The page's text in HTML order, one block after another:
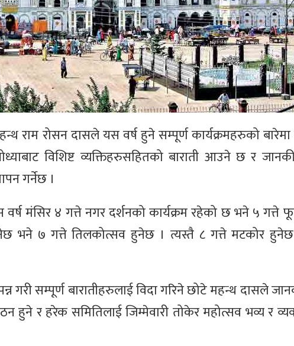
राम रोसन दासले यस वर्ष हुने सम्पूर्ण कार्यक्रमहरुको बारेमा
विशिष्ट व्यक्तिहरुसहितको बाराती आउने छ र
गर्नेछ ।
वर्ष मंसिर ४ गत्ते नगर दर्शनको कार्यक्रम रहेको छ भने ५ गत्ते
भने ७ गत्ते तिलकोत्सव हुनेछ । त्यस्तै ८ गत्ते मटकोर
गरी सम्पूर्ण बारातीहरुलाई विदा गरिने छोटे महन्थ दासले
हुने र हरेक समितिलाई जिम्मेवारी तोकेर महोत्सव भव्य र